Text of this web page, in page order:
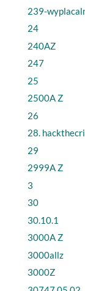
239-
24
240AZ
247
25
2500A Z
26
28.
29
2999A Z
3
30
30.10.1
3000A Z
3000allz
3000Z